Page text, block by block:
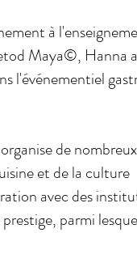
à
Maya©, Hanna
l'événementiel
de nombreux
et de la culture
avec des
parmi